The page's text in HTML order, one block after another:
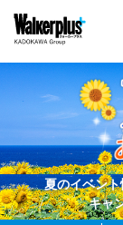
夏のイベン
キャ